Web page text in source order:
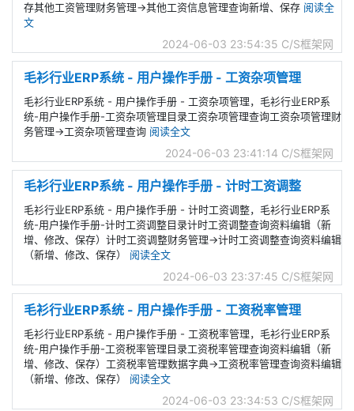
存其他工资管理财务管理->其他工资信息管理查询新增、保存 阅读全
文
2024-06-03 23:54:35 C/S框架网
毛衫行业ERP系统 - 用户操作手册 - 工资杂项管理
毛衫行业ERP系统 - 用户操作手册 - 工资杂项管理，毛衫行业ERP系
统-用户操作手册-工资杂项管理目录工资杂项管理查询工资杂项管理财
务管理->工资杂项管理查询 阅读全文
2024-06-03 23:41:14 C/S框架网
毛衫行业ERP系统 - 用户操作手册 - 计时工资调整
毛衫行业ERP系统 - 用户操作手册 - 计时工资调整，毛衫行业ERP系
统-用户操作手册-计时工资调整目录计时工资调整查询资料编辑（新
增、修改、保存）计时工资调整财务管理->计时工资调整查询资料编辑
（新增、修改、保存） 阅读全文
2024-06-03 23:37:45 C/S框架网
毛衫行业ERP系统 - 用户操作手册 - 工资税率管理
毛衫行业ERP系统 - 用户操作手册 - 工资税率管理，毛衫行业ERP系
统-用户操作手册-工资税率管理目录工资税率管理查询资料编辑（新
增、修改、保存）工资税率管理数据字典->工资税率管理查询资料编辑
（新增、修改、保存） 阅读全文
2024-06-03 23:34:53 C/S框架网